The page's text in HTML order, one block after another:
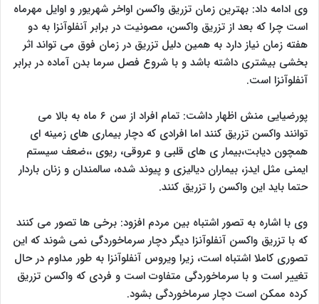
وی ادامه داد: بهترین زمان تزریق واکسن اواخر شهریور و اوایل مهرماه
است چرا که بعد از تزریق واکسن، مصونیت در برابر آنفلوآنزا به دو
هفته زمان نیاز دارد به همین دلیل تزریق در زمان فوق می تواند اثر
بخشی بیشتری داشته باشد و با شروع فصل سرما بدن آماده در برابر
آنفلوآنزا است.
پورضیایی منش اظهار داشت: تمام افراد از سن ۶ ماه به بالا می
توانند واکسن تزریق کنند اما افرادی که دچار بیماری های زمینه ای
همچون دیابت،بیمار ی های قلبی و عروقی، ریوی ،،ضعف سیستم
ایمنی مثل ایدز، بیماران دیالیزی و پیوند شده، سالمندان و زنان باردار
حتما باید این واکسن را تزریق کنند.
وی با اشاره به تصور اشتباه بین مردم افزود: برخی ها تصور می کنند
که با تزریق واکسن آنفلوآنزا دیگر دچار سرماخوردگی نمی شوند که این
تصوری کاملا اشتباه است، زیرا ویروس آنفلوآنزا به طور مداوم در حال
تغییر است و با سرماخوردگی متفاوت است و فردی که واکسن تزریق
کرده ممکن است دچار سرماخوردگی بشود.